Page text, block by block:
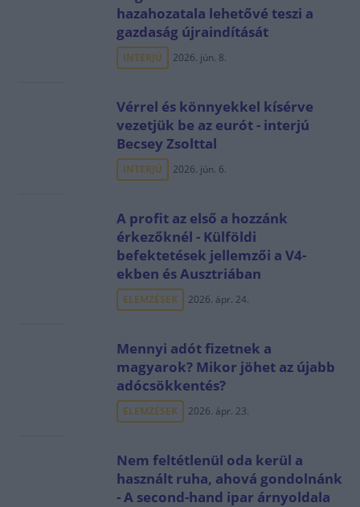
hazahozatala lehetővé teszi a
gazdaság újraindítását
INTERJÚ 2026. jún. 8.
Vérrel és könnyekkel kísérve
vezetjük be az eurót - interjú
Becsey Zsolttal
INTERJÚ 2026. jún. 6.
A profit az első a hozzánk
érkezőknél - Külföldi
befektetések jellemzői a V4-
ekben és Ausztriában
ELEMZÉSEK 2026. ápr. 24.
Mennyi adót fizetnek a
magyarok? Mikor jöhet az újabb
adócsökkentés?
ELEMZÉSEK 2026. ápr. 23.
Nem feltétlenül oda kerül a
használt ruha, ahová gondolnánk
- A second-hand ipar árnyoldala